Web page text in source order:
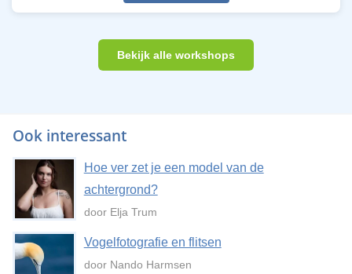
Bekijk alle workshops
Ook interessant
Hoe ver zet je een model van de
achtergrond?
door Elja Trum
Vogelfotografie en flitsen
door Nando Harmsen